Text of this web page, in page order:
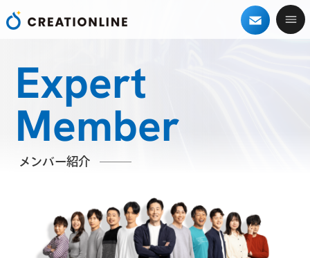
Expert
Member
メンバー紹介